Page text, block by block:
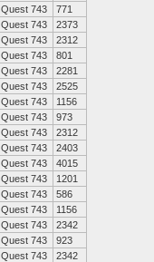
Quest 743
771
Quest 743
2373
Quest 743
2312
Quest 743
801
Quest 743
2281
Quest 743
2525
Quest 743
1156
Quest 743
973
Quest 743
2312
Quest 743
2403
Quest 743
4015
Quest 743
1201
Quest 743
586
Quest 743
1156
Quest 743
2342
Quest 743
923
Quest 743
2342